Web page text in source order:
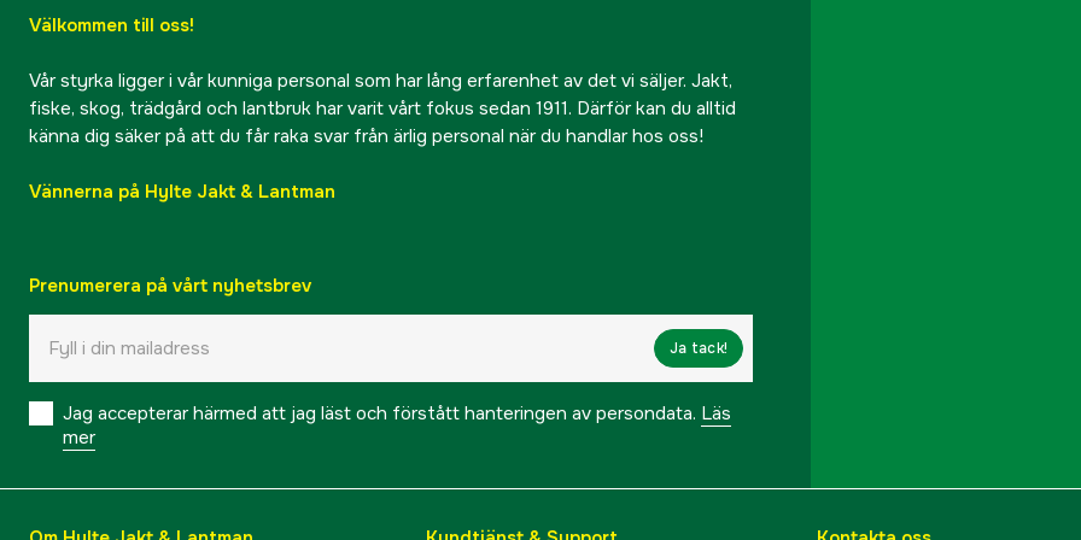
Välkommen till oss!
Vår styrka ligger i vår kunniga personal som har lång erfarenhet av det vi säljer. Jakt,
fiske, skog, trädgård och lantbruk har varit vårt fokus sedan 1911. Därför kan du alltid
känna dig säker på att du får raka svar från ärlig personal när du handlar hos oss!
Vännerna på Hylte Jakt & Lantman
Prenumerera på vårt nyhetsbrev
Ja tack!
Jag accepterar härmed att jag läst och förstått hanteringen av persondata. Läs
mer